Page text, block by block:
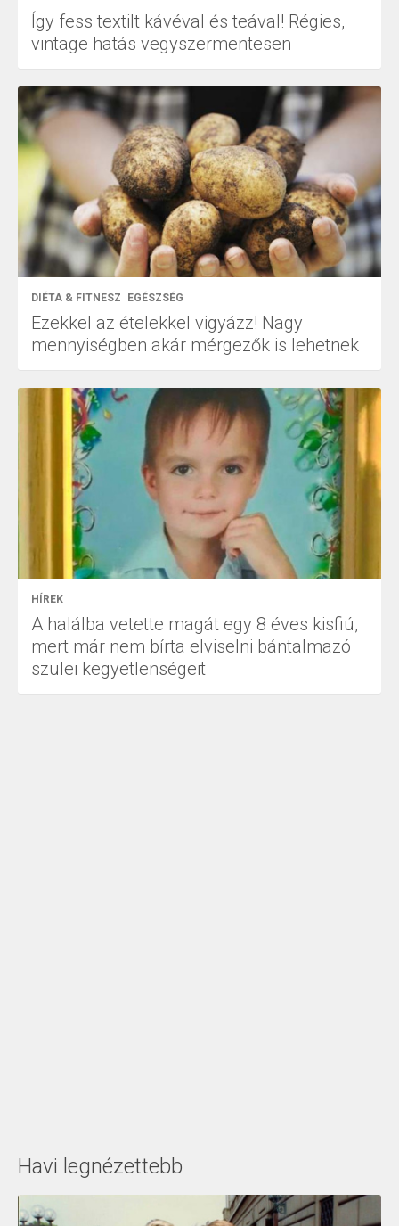
Így fess textilt kávéval és teával! Régies,
vintage hatás vegyszermentesen
DIÉTA & FITNESZ EGÉSZSÉG
Ezekkel az ételekkel vigyázz! Nagy
mennyiségben akár mérgezők is lehetnek
HÍREK
A halálba vetette magát egy 8 éves kisfiú,
mert már nem bírta elviselni bántalmazó
szülei kegyetlenségeit
Havi legnézettebb